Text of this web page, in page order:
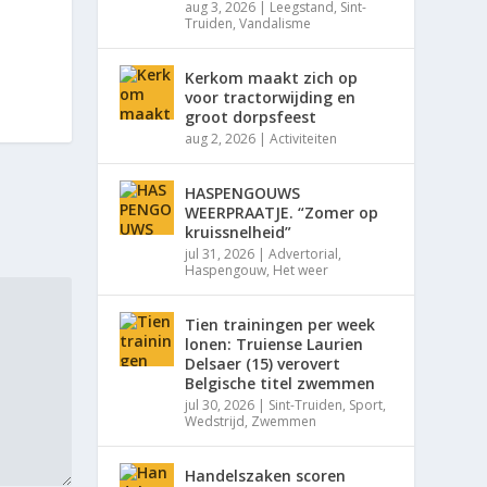
aug 3, 2026 | Leegstand, Sint-
Truiden,Vandalisme
Kerkom maakt zich op
voor tractorwijding en
groot dorpsfeest
aug 2, 2026 |Activiteiten
HASPENGOUWS
WEERPRAATJE. “Zomer op
kruissnelheid”
jul 31, 2026 |Advertorial,
Haspengouw, Het weer
Tien trainingen per week
lonen: Truiense Laurien
Delsaer (15) verovert
Belgische titel zwemmen
jul 30, 2026 | Sint-Truiden, Sport,
Wedstrijd, Zwemmen
Handelszaken scoren